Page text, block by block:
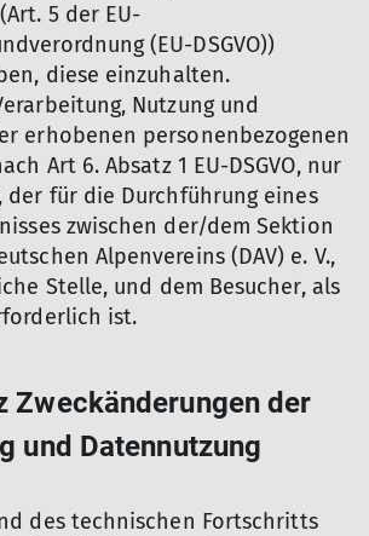
5 der EU-
(EU-DSGVO))
diese einzuhalten.
Nutzung und
erhobenen personenbezogenen
Art 6. Absatz 1 EU-DSGVO, nur
der für die Durchführung eines
zwischen der/dem Sektion
Alpenvereins (DAV) e. V.,
Stelle, und dem Besucher, als
ist.
Zweckänderungen der
und Datennutzung
des technischen Fortschritts